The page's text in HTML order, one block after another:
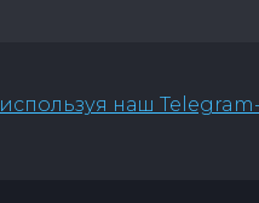
используя наш